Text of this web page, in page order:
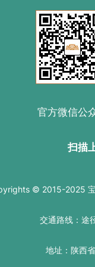
官方微信公
扫描
© 2015-2025
交通路线：途
地址：陕西